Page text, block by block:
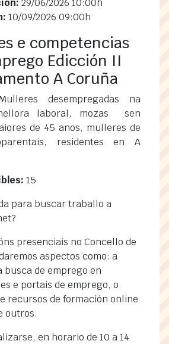
29/06/2026 10:00h
10/09/2026 09:00h
e competencias
Edicción II
A Coruña
desempregadas na
laboral, mozas sen
de 45 anos, mulleres de
residentes en A
15
para buscar traballo a
presenciais no Concello de
aspectos como: a
busca de emprego en
e portais de emprego, o
recursos de formación online
outros.
en horario de 10 a 14